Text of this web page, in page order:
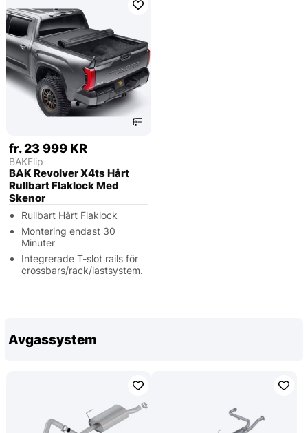
fr. 23 999 KR
BAKFlip
BAK Revolver X4ts Hårt
Rullbart Flaklock Med
Skenor
Rullbart Hårt Flaklock
Montering endast 30
Minuter
Integrerade T-slot rails för
crossbars/rack/lastsystem.
Avgassystem